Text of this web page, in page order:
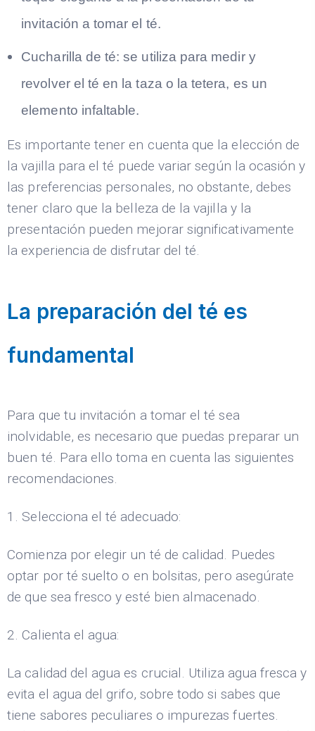
invitación a tomar el té.
Cucharilla de té: se utiliza para medir y
revolver el té en la taza o la tetera, es un
elemento infaltable.
Es importante tener en cuenta que la elección de
la vajilla para el té puede variar según la ocasión y
las preferencias personales, no obstante, debes
tener claro que la belleza de la vajilla y la
presentación pueden mejorar significativamente
la experiencia de disfrutar del té.
La preparación del té es
fundamental
Para que tu invitación a tomar el té sea
inolvidable, es necesario que puedas preparar un
buen té. Para ello toma en cuenta las siguientes
recomendaciones.
1. Selecciona el té adecuado:
Comienza por elegir un té de calidad. Puedes
optar por té suelto o en bolsitas, pero asegúrate
de que sea fresco y esté bien almacenado.
2. Calienta el agua:
La calidad del agua es crucial. Utiliza agua fresca y
evita el agua del grifo, sobre todo si sabes que
tiene sabores peculiares o impurezas fuertes.